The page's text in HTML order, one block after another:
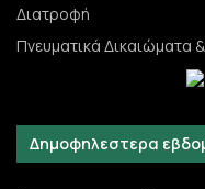
Διατροφή
Πνευματικά Δικαιώματα
Δημοφηλεστερα